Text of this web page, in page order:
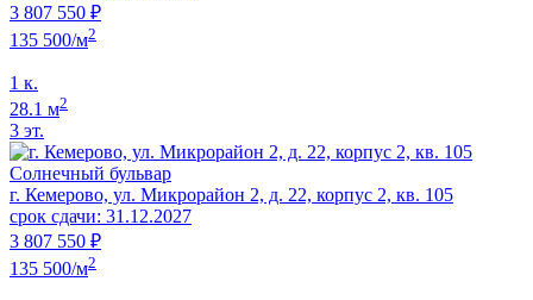
3 807 550 ₽
135 500/м2
1 к.
28.1 м2
3 эт.
Солнечный бульвар
г. Кемерово, ул. Микрорайон 2, д. 22, корпус 2, кв. 105
срок сдачи: 31.12.2027
3 807 550 ₽
135 500/м2